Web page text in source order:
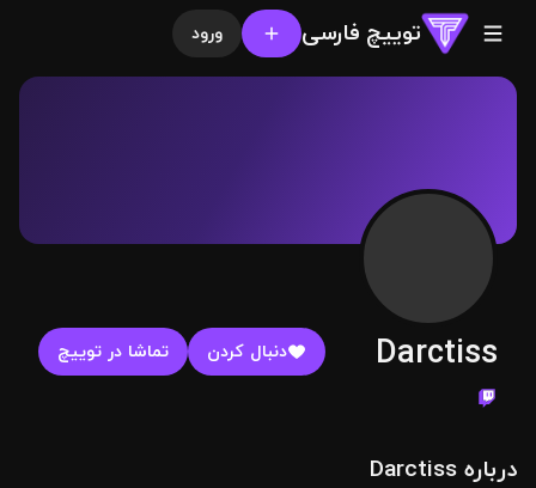
توییچ فارسی ورود
Darctiss دنبال کردن تماشا در توییچ
درباره Darctiss